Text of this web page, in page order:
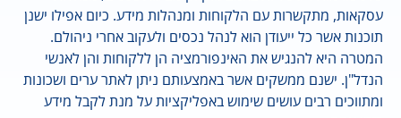
עסקאות, מתקשרות עם הלקוחות ומנהלות מידע. כיום אפילו ישנן
תוכנות אשר כל ייעודן הוא לנהל נכסים ולעקוב אחרי ניהולם.
המטרה היא להנגיש את האינפורמציה הן ללקוחות והן לאנשי
הנדל"ן. ישנם ממשקים אשר באמצעותם ניתן לאתר ערים ושכונות
ומתווכים רבים עושים שימוש באפליקציות על מנת לקבל מידע